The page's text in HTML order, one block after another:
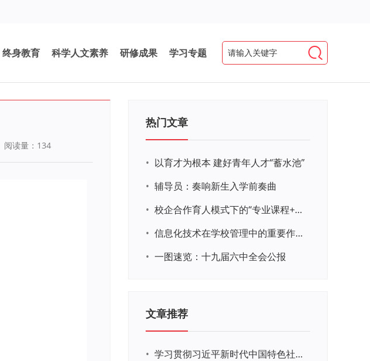
终身教育 科学人文素养 研修成果 学习专题
阅读量： 134
热门文章
• 以育才为根本 建好青年人才“蓄水池”
• 辅导员：奏响新生入学前奏曲
•
校企合作育人模式下的“专业课程+思政教育+党建活动”交叉融合的课程思政教学探索与实践
•
信息化技术在学校管理中的重要作用 ——以贵州省威宁民族中学和校园使用等为例
• 一图速览：十九届六中全会公报
文章推荐
•
学习贯彻习近平新时代中国特色社会主义思想主题教育网络培训